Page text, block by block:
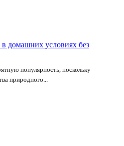
в домашних условиях без
популярность, поскольку
природного...